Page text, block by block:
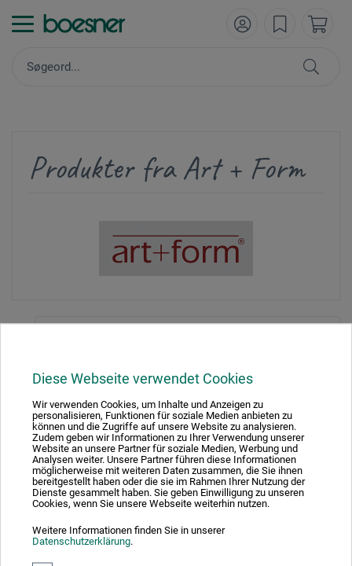
Diese Webseite verwendet Cookies
Wir verwenden Cookies, um Inhalte und Anzeigen zu
personalisieren, Funktionen für soziale Medien anbieten zu
können und die Zugriffe auf unsere Website zu analysieren.
Zudem geben wir Informationen zu Ihrer Verwendung unserer
Website an unsere Partner für soziale Medien, Werbung und
Analysen weiter. Unsere Partner führen diese Informationen
möglicherweise mit weiteren Daten zusammen, die Sie ihnen
bereitgestellt haben oder die sie im Rahmen Ihrer Nutzung der
Dienste gesammelt haben. Sie geben Einwilligung zu unseren
Cookies, wenn Sie unsere Webseite weiterhin nutzen.
Weitere Informationen finden Sie in unserer
Datenschutzerklärung.
Produkter fra Art + Form
1
Absolut sikker